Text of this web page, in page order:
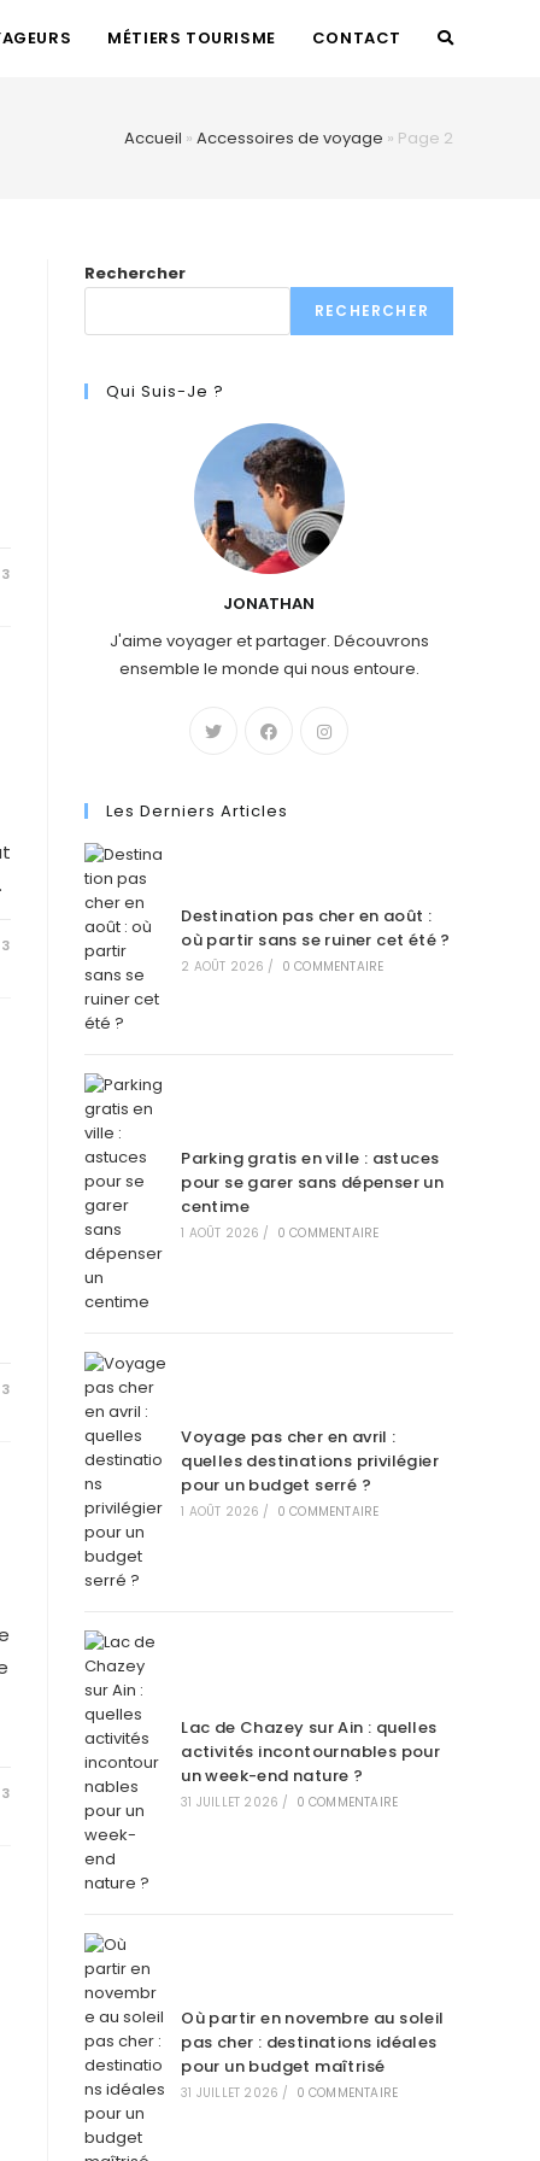
MÉTIERS TOURISME CONTACT TOGGLE
Accueil » Accessoires de voyage » Page 2
Rechercher
RECHERCHER
Qui Suis-Je ?
JONATHAN
J'aime voyager et partager. Découvrons
ensemble le monde qui nous entoure.
Les Derniers Articles
Destination pas cher en août :
où partir sans se ruiner cet été ?
2 AOÛT 2026 / 0 COMMENTAIRE
Parking gratis en ville : astuces
pour se garer sans dépenser un
centime
1 AOÛT 2026 / 0 COMMENTAIRE
Voyage pas cher en avril :
quelles destinations privilégier
pour un budget serré ?
1 AOÛT 2026 / 0 COMMENTAIRE
Lac de Chazey sur Ain : quelles
activités incontournables pour
un week-end nature ?
31 JUILLET 2026 / 0 COMMENTAIRE
Où partir en novembre au soleil
pas cher : destinations idéales
pour un budget maîtrisé
31 JUILLET 2026 / 0 COMMENTAIRE